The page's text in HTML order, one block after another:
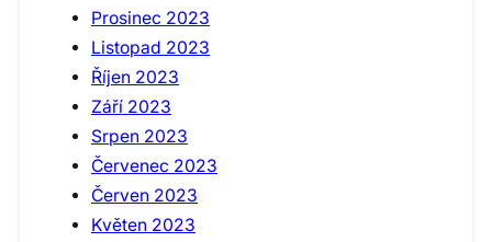
Prosinec 2023
Listopad 2023
Říjen 2023
Září 2023
Srpen 2023
Červenec 2023
Červen 2023
Květen 2023